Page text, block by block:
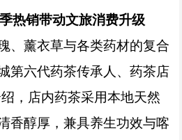
热销带动文旅消费升级
、薰衣草与各类药材的复合
第六代药茶传承人、药茶店
，店内药茶采用本地天然
香醇厚，兼具养生功效与喀